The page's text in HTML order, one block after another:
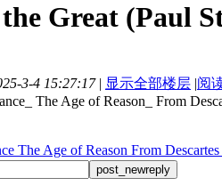
Great (Paul
3-4 15:27:17 | 显示全部楼层 |阅
The Age of Reason From
post_newreply